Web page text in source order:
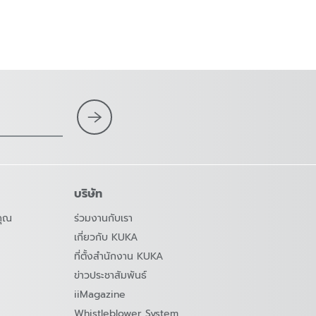
ณ
บริษัท
ร่วมงานกับเรา
เกี่ยวกับ KUKA
ที่ตั้งสำนักงาน KUKA
ข่าวประชาสัมพันธ์
iiMagazine